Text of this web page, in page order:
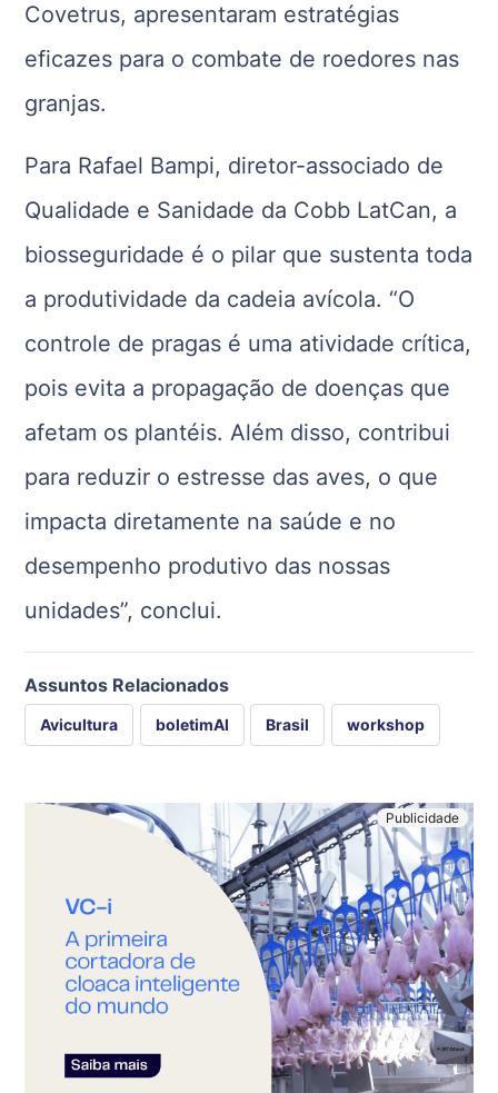
Covetrus, apresentaram estratégias
eficazes para o combate de roedores nas
granjas.
Para Rafael Bampi, diretor-associado de
Qualidade e Sanidade da Cobb LatCan, a
biosseguridade é o pilar que sustenta toda
a produtividade da cadeia avícola. “O
controle de pragas é uma atividade crítica,
pois evita a propagação de doenças que
afetam os plantéis. Além disso, contribui
para reduzir o estresse das aves, o que
impacta diretamente na saúde e no
desempenho produtivo das nossas
unidades”, conclui.
Assuntos Relacionados
Avicultura boletimAI Brasil workshop